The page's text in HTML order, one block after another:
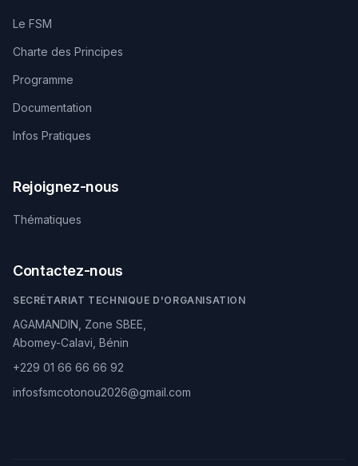
Le FSM
Charte des Principes
Programme
Documentation
Infos Pratiques
Rejoignez-nous
Thématiques
Contactez-nous
SECRÉTARIAT TECHNIQUE D'ORGANISATION
AGAMANDIN, Zone SBEE,
Abomey-Calavi, Bénin
+229 01 66 66 66 92
infosfsmcotonou2026@gmail.com